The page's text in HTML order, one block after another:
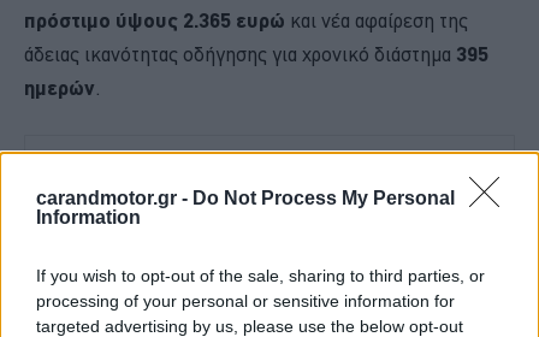
carandmotor.gr - Do Not Process My Personal
Information
If you wish to opt-out of the sale, sharing to third parties, or
processing of your personal or sensitive information for
targeted advertising by us, please use the below opt-out
πρόστιμο ύψους 2.365 ευρώ και νέα αφαίρεση της
άδειας ικανότητας οδήγησης για χρονικό διάστημα 395
ημερών
BUY NOW
FORD PUMA ΑΠΟ 21.528 ΕΥΡΩ
ΕΛΕΓΧΟΣ ΚΤΕΟ; ΚΑΡΤΑ ΚΑΥΣΑΕΡΙΩΝ; ΚΛΕΙΣΕ ΡΑΝΤΕΒΟΥ